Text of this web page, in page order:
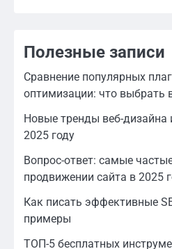
Полезные записи
Сравнение популярных
оптимизации: что выбрать
Новые тренды веб-дизайна
2025 году
Вопрос-ответ: самые
продвижении сайта в 2025
Как писать эффективные
примеры
ТОП-5 бесплатных